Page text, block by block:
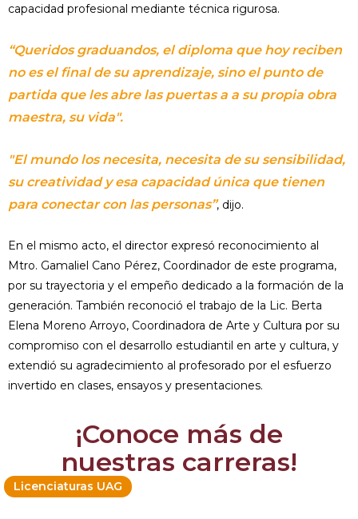
capacidad profesional mediante técnica rigurosa.
“Queridos graduandos, el diploma que hoy reciben
no es el final de su aprendizaje, sino el punto de
partida que les abre las puertas a a su propia obra
maestra, su vida".
"El mundo los necesita, necesita de su sensibilidad,
su creatividad y esa capacidad única que tienen
para conectar con las personas”, dijo.
En el mismo acto, el director expresó reconocimiento al
Mtro. Gamaliel Cano Pérez, Coordinador de este programa,
por su trayectoria y el empeño dedicado a la formación de la
generación. También reconoció el trabajo de la Lic. Berta
Elena Moreno Arroyo, Coordinadora de Arte y Cultura por su
compromiso con el desarrollo estudiantil en arte y cultura, y
extendió su agradecimiento al profesorado por el esfuerzo
invertido en clases, ensayos y presentaciones.
¡Conoce más de
nuestras carreras!
Licenciaturas UAG